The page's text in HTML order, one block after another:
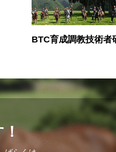
BTC育成調教技術者
！